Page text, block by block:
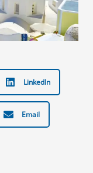
LinkedIn
Email